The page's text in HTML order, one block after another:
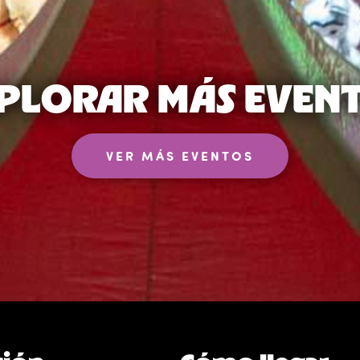
MÁS
VER MÁS EVENTOS